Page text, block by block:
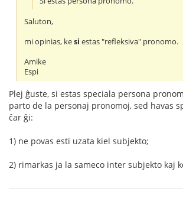
Saluton,
mi opinias, kesi estas "refleksiva" pronomo.
Amike
Espi
Plej ĝuste, si estas speciala persona
parto de la personaj pronomoj, sed havas
ĉar ĝi:
1) ne povas esti uzata kiel subjekto;
2) rimarkas ja la sameco inter subjekto kaj